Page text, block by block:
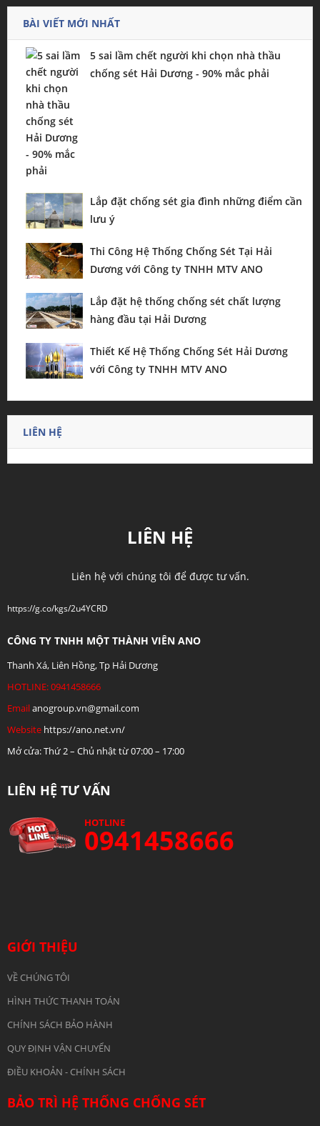
BÀI VIẾT MỚI NHẤT
5 sai lầm chết người khi chọn nhà thầu
chống sét Hải Dương - 90% mắc phải
Lắp đặt chống sét gia đình những điểm cần
lưu ý
Thi Công Hệ Thống Chống Sét Tại Hải
Dương với Công ty TNHH MTV ANO
Lắp đặt hệ thống chống sét chất lượng
hàng đầu tại Hải Dương
Thiết Kế Hệ Thống Chống Sét Hải Dương
với Công ty TNHH MTV ANO
LIÊN HỆ
LIÊN HỆ
Liên hệ với chúng tôi để được tư vấn.
https://g.co/kgs/2u4YCRD
CÔNG TY TNHH MỘT THÀNH VIÊN ANO
Thanh Xá, Liên Hồng, Tp Hải Dương
HOTLINE: 0941458666
Emailanogroup.vn@gmail.com
Website https://ano.net.vn/
Mở cửa: Thứ 2 – Chủ nhật từ 07:00 – 17:00
LIÊN HỆ TƯ VẤN
HOTLINE
0941458666
GIỚI THIỆU
VỀ CHÚNG TÔI
HÌNH THỨC THANH TOÁN
CHÍNH SÁCH BẢO HÀNH
QUY ĐỊNH VẬN CHUYỂN
ĐIỀU KHOẢN - CHÍNH SÁCH
BẢO TRÌ HỆ THỐNG CHỐNG SÉT